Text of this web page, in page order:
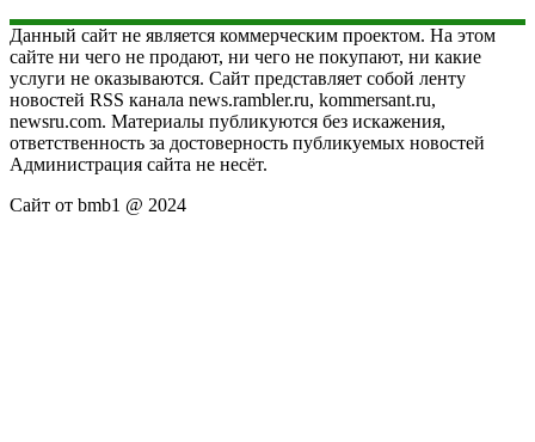
Данный сайт не является коммерческим проектом. На этом
сайте ни чего не продают, ни чего не покупают, ни какие
услуги не оказываются. Сайт представляет собой ленту
новостей RSS канала news.rambler.ru, kommersant.ru,
newsru.com. Материалы публикуются без искажения,
ответственность за достоверность публикуемых новостей
Администрация сайта не несёт.
Сайт от bmb1 @ 2024